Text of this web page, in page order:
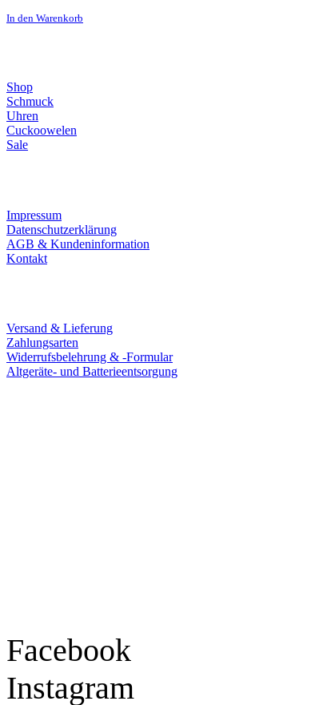
In den Warenkorb
Shop
Schmuck
Uhren
Cuckoowelen
Sale
Impressum
Datenschutzerklärung
AGB & Kundeninformation
Kontakt
Versand & Lieferung
Zahlungsarten
Widerrufsbelehrung & -Formular
Altgeräte- und Batterieentsorgung
Facebook
Instagram